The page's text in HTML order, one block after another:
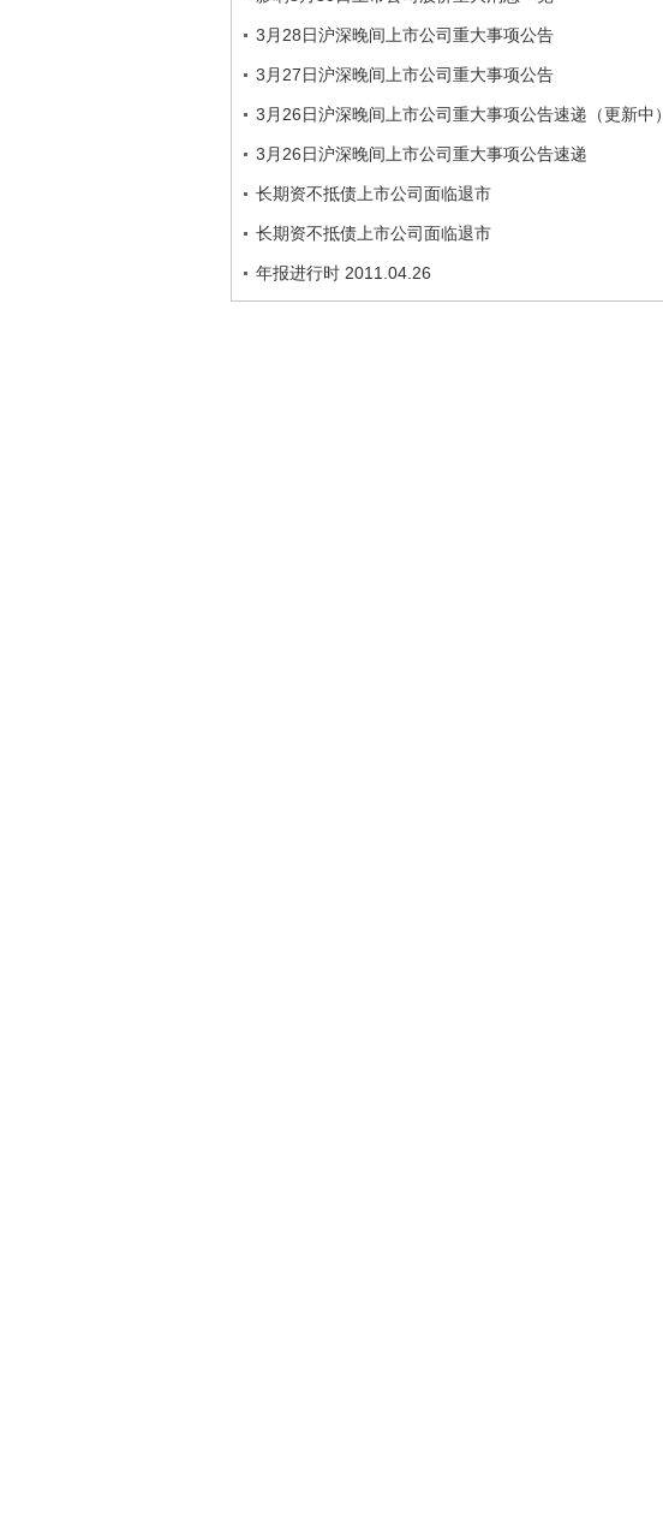
3月28日沪深晚间上市公司重大事项公告
3月27日沪深晚间上市公司重大事项公告
3月26日沪深晚间上市公司重大事项公告速递（更新中）
3月26日沪深晚间上市公司重大事项公告速递
长期资不抵债上市公司面临退市
长期资不抵债上市公司面临退市
年报进行时 2011.04.26